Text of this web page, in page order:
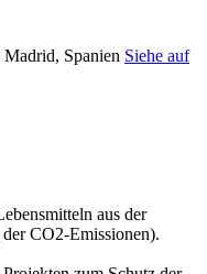
Madrid, Spanien Siehe auf